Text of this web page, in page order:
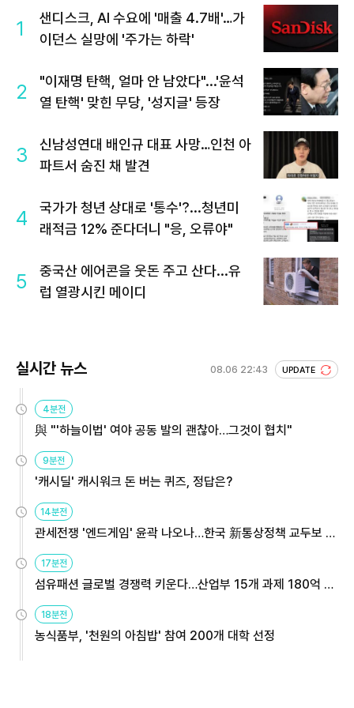
1
샌디스크, AI 수요에 '매출 4.7배'…가
이던스 실망에 '주가는 하락'
2
"이재명 탄핵, 얼마 안 남았다"...'윤석
열 탄핵' 맞힌 무당, '성지글' 등장
3
신남성연대 배인규 대표 사망…인천 아
파트서 숨진 채 발견
4
국가가 청년 상대로 '통수'?...청년미
래적금 12% 준다더니 "응, 오류야"
5
중국산 에어콘을 웃돈 주고 산다...유
럽 열광시킨 메이디
실시간 뉴스 08.06 22:43 UPDATE
4분전
與 "'하늘이법' 여야 공동 발의 괜찮아…그것이 협치"
9분전
'캐시딜' 캐시워크 돈 버는 퀴즈, 정답은?
14분전
관세전쟁 '엔드게임' 윤곽 나오나…한국 新통상정책 교두보 활
용해야
17분전
섬유패션 글로벌 경쟁력 키운다…산업부 15개 과제 180억 지
원
18분전
농식품부, '천원의 아침밥' 참여 200개 대학 선정